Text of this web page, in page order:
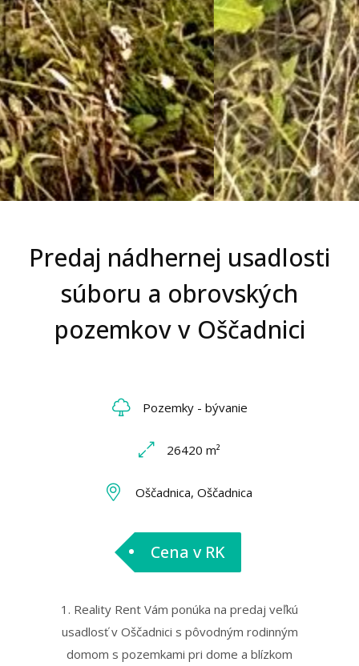
Predaj nádhernej usadlosti
súboru a obrovských
pozemkov v Oščadnici
Pozemky - bývanie
26420 m²
Oščadnica, Oščadnica
Cena v RK
1. Reality Rent Vám ponúka na predaj veľkú
usadlosť v Oščadnici s pôvodným rodinným
domom s pozemkami pri dome a blízkom